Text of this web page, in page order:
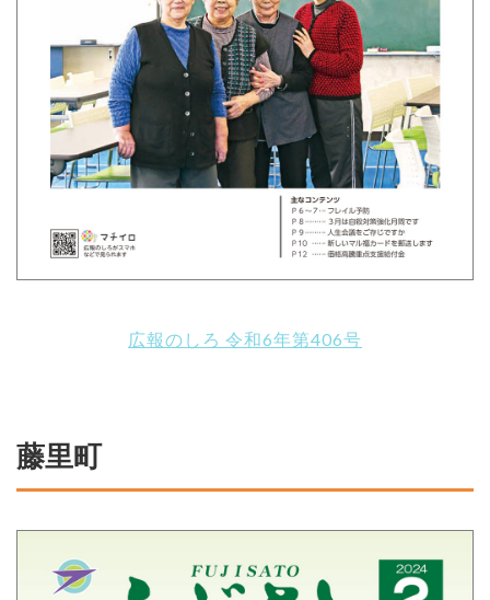
広報のしろ 令和6年第406号
藤里町